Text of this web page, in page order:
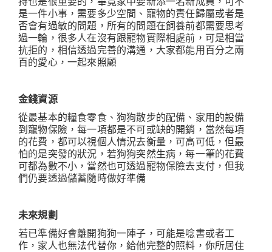
是一件小事，需要多少空間、寵物的責任歸屬或者是
否會有過敏的問題，所有的問題在飼養前都需要思考
過一輪，很多人在沒有跟寵物實際相處前，可是相當
抗拒的，相信透過完善的溝通，大家都能用百分之兩
百的愛心，一起來照顧
金錢資源
從最基本的糧食零食、狗狗散步的配備、家用的設備
到寵物保險，每一項都是不可或缺的開銷，當然每項
的花費，都可以視個人情況去衡量，可高可低，但最
怕的是突發的狀況，若狗狗突然生病，每一筆的花費
可都為數不小，當然也可透過寵物保險去支付，但我
們仍要透過儲蓄隨時做好準備
未來規劃
若已準備好會離開狗狗一陣子，可能是唸書或者工
作，家人也無法代替你，給他完整的照料，你所居住